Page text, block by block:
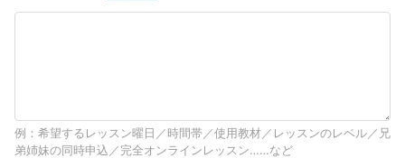
例：希望するレッスン曜日／時間帯／使用教材／レッスンのレベル／兄
弟姉妹の同時申込／完全オンラインレッスン……など